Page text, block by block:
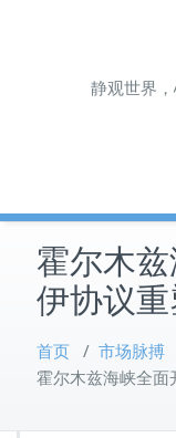
静观世界
霍尔木
伊协议
首页 / 市场脉搏
霍尔木兹海峡全面